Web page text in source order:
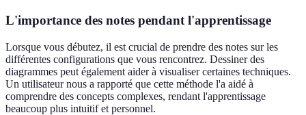
L'importance des notes pendant l'apprentissage
Lorsque vous débutez, il est crucial de prendre des notes sur les
différentes configurations que vous rencontrez. Dessiner des
diagrammes peut également aider à visualiser certaines techniques.
Un utilisateur nous a rapporté que cette méthode l'a aidé à
comprendre des concepts complexes, rendant l'apprentissage
beaucoup plus intuitif et personnel.